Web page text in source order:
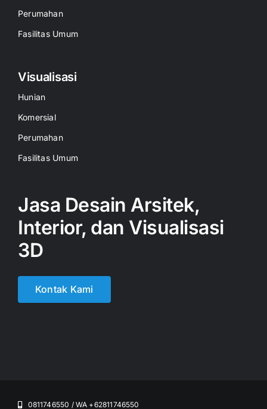
Perumahan
Fasilitas Umum
Visualisasi
Hunian
Komersial
Perumahan
Fasilitas Umum
Jasa Desain Arsitek,
Interior, dan Visualisasi
3D
Kontak Kami
0811746550 / WA +62811746550